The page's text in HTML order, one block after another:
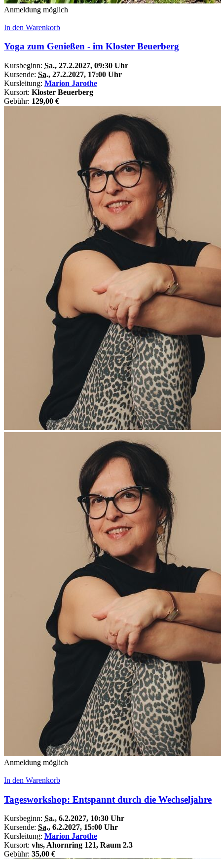
Anmeldung möglich
In den Warenkorb
Yoga zum Genießen - im Kloster Beuerberg
Kursbeginn: Sa., 27.2.2027, 09:30 Uhr
Kursende: Sa., 27.2.2027, 17:00 Uhr
Kursleitung: Marion Jarothe
Kursort: Kloster Beuerberg
Gebühr: 129,00 €
Anmeldung möglich
In den Warenkorb
Tagesworkshop: Entspannt durch die Wechseljahre
Kursbeginn: Sa., 6.2.2027, 10:30 Uhr
Kursende: Sa., 6.2.2027, 15:00 Uhr
Kursleitung: Marion Jarothe
Kursort: vhs, Ahornring 121, Raum 2.3
Gebühr: 35,00 €